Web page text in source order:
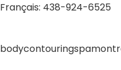
Français: 438-924-6525